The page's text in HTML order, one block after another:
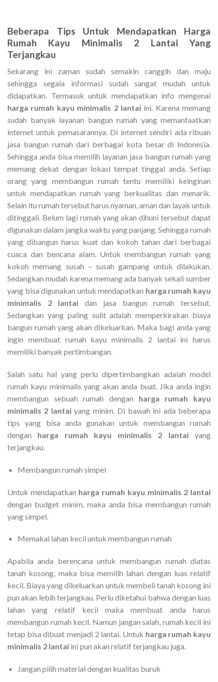
Beberapa Tips Untuk Mendapatkan Harga
Rumah Kayu Minimalis 2 Lantai Yang
Terjangkau
Sekarang ini zaman sudah semakin canggih dan maju
sehingga segala informasi sudah sangat mudah untuk
didapatkan. Termasuk untuk mendapatkan info mengenai
harga rumah kayu minimalis 2 lantai ini. Karena memang
sudah banyak layanan bangun rumah yang memanfaatkan
internet untuk pemasarannya. Di internet sendiri ada ribuan
jasa bangun rumah dari berbagai kota besar di Indonesia.
Sehingga anda bisa memilih layanan jasa bangun rumah yang
memang dekat dengan lokasi tempat tinggal anda. Setiap
orang yang membangun rumah tentu memiliki keinginan
untuk mendapatkan rumah yang berkualitas dan menarik.
Selain itu rumah tersebut harus nyaman, aman dan layak untuk
ditinggali. Belum lagi rumah yang akan dihuni tersebut dapat
digunakan dalam jangka waktu yang panjang. Sehingga rumah
yang dibangun harus kuat dan kokoh tahan dari berbagai
cuaca dan bencana alam. Untuk membangun rumah yang
kokoh memang susah – susah gampang untuk dilakukan.
Sedangkan mudah karena memang ada banyak sekali sumber
yang bisa digunakan untuk mendapatkan harga rumah kayu
minimalis 2 lantaidan jasa bangun rumah tersebut.
Sedangkan yang paling sulit adalah memperkirakan biaya
bangun rumah yang akan dikeluarkan. Maka bagi anda yang
ingin membuat rumah kayu minimalis 2 lantai ini harus
memiliki banyak pertimbangan.
Salah satu hal yang perlu dipertimbangkan adalah model
rumah kayu minimalis yang akan anda buat. Jika anda ingin
membangun sebuah rumah dengan harga rumah kayu
minimalis 2 lantaiyang minim. Di bawah ini ada beberapa
tips yang bisa anda gunakan untuk membangun rumah
dengan harga rumah kayu minimalis 2 lantaiyang
terjangkau.
Membangun rumah simpel
Untuk mendapatkan harga rumah kayu minimalis 2 lantai
dengan budget minim, maka anda bisa membangun rumah
yang simpel.
Memakai lahan kecil untuk membangun rumah
Apabila anda berencana untuk membangun rumah diatas
tanah kosong, maka bisa memilih lahan dengan luas relatif
kecil. Biaya yang dikeluarkan untuk membeli tanah kosong ini
pun akan lebih terjangkau. Perlu diketahui bahwa dengan luas
lahan yang relatif kecil maka membuat anda harus
membangun rumah kecil. Namun jangan salah, rumah kecil ini
tetap bisa dibuat menjadi 2 lantai. Untuk harga rumah kayu
minimalis 2 lantai ini pun akan relatif terjangkau juga.
Jangan pilih material dengan kualitas buruk